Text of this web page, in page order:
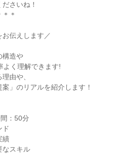
さいね！
＊
伝えします／
構造や
よく理解できます!
由や、
」のリアルを紹介します！
：50分
ド
績
なスキル